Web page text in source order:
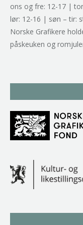
ons og fre: 12-17 |
lør: 12-16 | søn – tir:
Norske Grafikere
påskeuken og